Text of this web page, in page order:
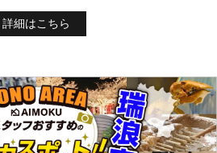
詳細はこちら